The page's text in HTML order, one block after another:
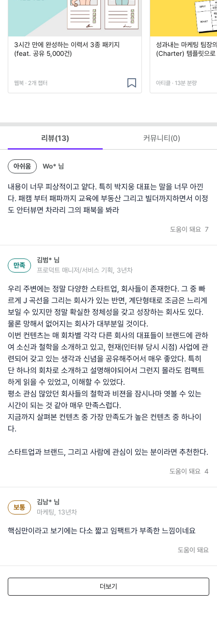
3시간 만에 완성하는 이력서 3종 패키지
(feat. 공유 5,000건)
웹북 · 2개 챕터
성과내는 마케팅 팀장
(Charter) 템플릿으로
아티클 · 13분 분량
리뷰(13) 커뮤니티(0)
아쉬움 Wo* 님
내용이 너무 피상적이고 얕다. 특히 박지웅 대표는 말을 너무 아낀
다. 패캠 부터 패파까지 교육에 부동산 그리고 빌더까지하면서 이정
도 안터뷰면 차라리 그의 패북을 봐라
도움이 돼요 7
만족
김범* 님
프로덕트 매니저/서비스 기획, 3년차
우리 주변에는 정말 다양한 스타트업, 회사들이 존재한다. 그 중 빠
르게 J 곡선을 그리는 회사가 있는 반면, 계단형태로 조금은 느리게
보일 수 있지만 정말 확실한 정체성을 갖고 성장하는 회사도 있다.
물론 망해서 없어지는 회사가 대부분일 것이다.
이번 컨텐츠는 매 회차별 각각 다른 회사의 대표들이 브랜드에 관하
여 소신과 철학을 소개하고 있고, 현재(인터뷰 당시 시점) 사업에 관
련되어 갖고 있는 생각과 신념을 공유해주어서 매우 좋았다. 특히
단 하나의 회차로 소개하고 설명해야되어서 그런지 몰라도 컴팩트
하게 읽을 수 있었고, 이해할 수 있었다.
평소 관심 많았던 회사들의 철학과 비젼을 잠시나마 엿볼 수 있는
시간이 되는 것 같아 매우 만족스럽다.
지금까지 살펴본 컨텐츠 중 가장 만족도가 높은 컨텐츠 중 하나이
다.
스타트업과 브랜드, 그리고 사람에 관심이 있는 분이라면 추천한다.
도움이 돼요 4
보통
김남* 님
마케팅, 13년차
핵심만이라고 보기에는 다소 짧고 임팩트가 부족한 느낌이네요
도움이 돼요
더보기